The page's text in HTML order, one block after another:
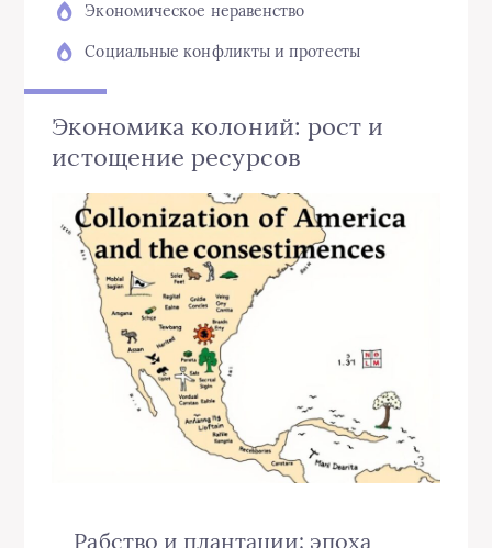
Экономическое неравенство
Социальные конфликты и протесты
Экономика колоний: рост и
истощение ресурсов
Рабство и плантации: эпоха